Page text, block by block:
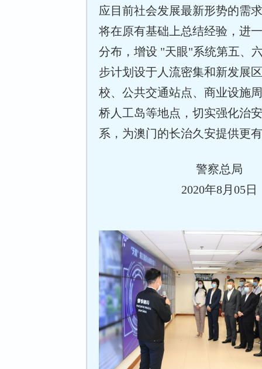
应目前社会发展最新形势的需
将在原有基础上总结经验，进
分布，增设 "天眼"系统第五、
步计划设于人流密集和新发展
校、公共交通站点、商业设施
桥人工岛等地点，切实强化治
系，为澳门的长治久安提供更
警察总局
2020年8月05日